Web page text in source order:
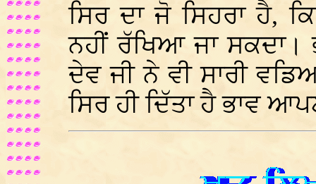
ਸਿਰ ਦਾ ਜੋ ਸਿਹਰਾ ਹੈ,
ਨਹੀਂ ਰੱਖਿਆ ਜਾ
ਦੇਵ ਜੀ ਨੇ ਵੀ ਸਾਰੀ
ਸਿਰ ਹੀ ਦਿੱਤਾ ਹੈ ਭਾਵ